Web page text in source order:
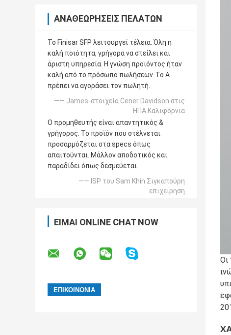
ΑΝΑΘΕΩΡΉΣΕΙΣ ΠΕΛΑΤΏΝ
Το Finisar SFP λειτουργεί τέλεια. Όλη η
καλή ποιότητα, γρήγορα να στείλει και
άριστη υπηρεσία. Η γνώση προϊόντος ήταν
καλή από το πρόσωπο πωλήσεων. Το Α
πρέπει να αγοράσει τον πωλητή.
—— James-στοιχεία Cener Davidson στις
ΗΠΑ Καλιφόρνια
Ο προμηθευτής είναι απαντητικός &
γρήγορος. Το προϊόν που στέλνεται
προσαρμόζεται στα specs όπως
απαιτούνται. Μάλλον αποδοτικός και
παραδίδει όπως δεσμεύεται.
—— ISP του Sam Khin Σιγκαπούρη
επιχείρηση
ΕΊΜΑΙ ONLINE CHAT NOW
Οι